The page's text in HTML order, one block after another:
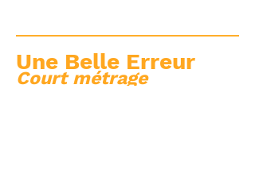
Une Belle Erreur
Court métrage